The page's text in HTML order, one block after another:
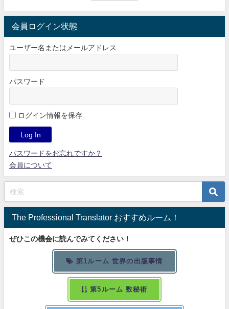
会員ログイン状態
ユーザー名またはメールアドレス
パスワード
ログイン情報を保存
パスワードをお忘れですか？
会員について
The Professional Translator おすすめルーム！
ぜひこの機会に読んでみてください！
第1ルーム 世界の出版事情
第5ルーム 数秘術